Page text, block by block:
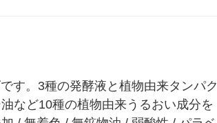
す。3種の発酵液と植物由来タンパク
など10種の植物由来うるおい成分を